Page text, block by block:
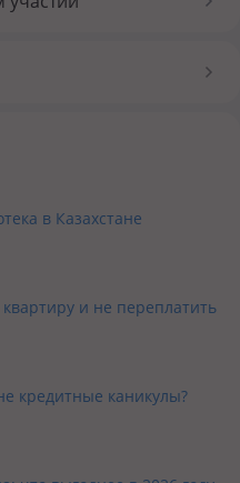
остальные нужные
учреждений;
и другие
красоты;
от мелких лавок до
по организации
пиццерии,
в Казахстане
квартиру и не переплатить
кредитные каникулы?